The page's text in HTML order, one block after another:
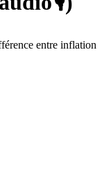
entre inflation